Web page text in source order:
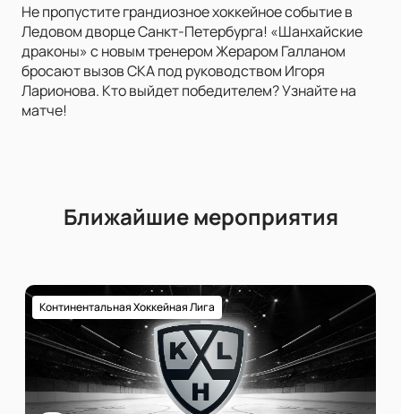
Не пропустите грандиозное хоккейное событие в
Ледовом дворце Санкт-Петербурга! «Шанхайские
драконы» с новым тренером Жераром Галланом
бросают вызов СКА под руководством Игоря
Ларионова. Кто выйдет победителем? Узнайте на
матче!
Ближайшие мероприятия
Континентальная Хоккейная Лига